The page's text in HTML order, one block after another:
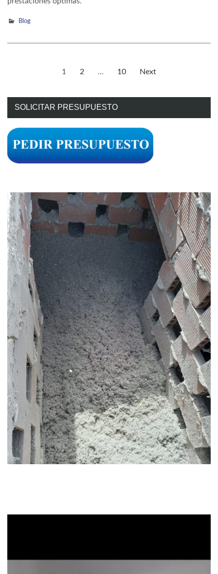
Blog
entradas
Page
1
Page
2 …
Page
10 Next
SOLICITAR PRESUPUESTO